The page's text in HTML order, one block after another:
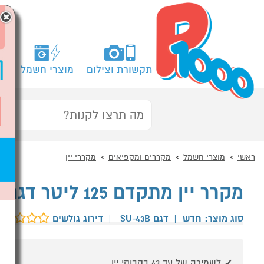
תקשורת וצילום מוצרי חשמל
ראשי מוצרי חשמל מקררים ומקפיאים מקררי יין
מקרר יין מתקדם 125 ליטר דגם SU-43B וינופו Vinopo
סוג מוצר: חדש | דגם SU-43B | דירוג גולשים
×